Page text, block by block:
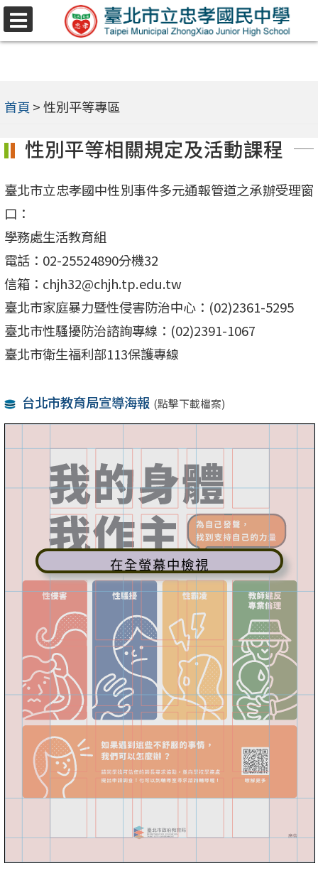
跳
至
內
選
首頁 >性別平等專區
性別平等相關規定及活動課程
臺北市立忠孝國中性別事件多元通報管道之承辦受理窗
口：
學務處生活教育組
電話：02-25524890分機32
信箱：chjh32@chjh.tp.edu.tw
臺北市家庭暴力暨性侵害防治中心：(02)2361-5295
臺北市性騷擾防治諮詢專線：(02)2391-1067
臺北市衛生福利部113保護專線
台北市教育局宣導海報 (點擊下載檔案)
在全螢幕中檢視